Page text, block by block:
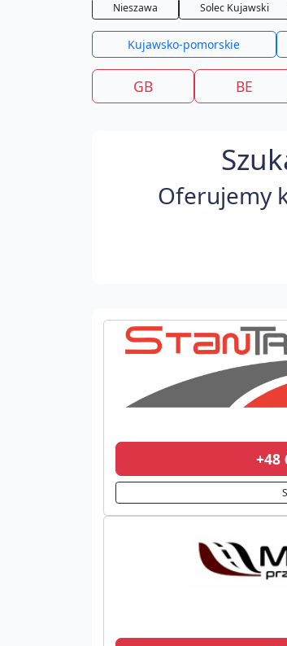
Nieszawa Solec Kujawski
Kujawsko-pomorskie
GB BE
Oferujemy